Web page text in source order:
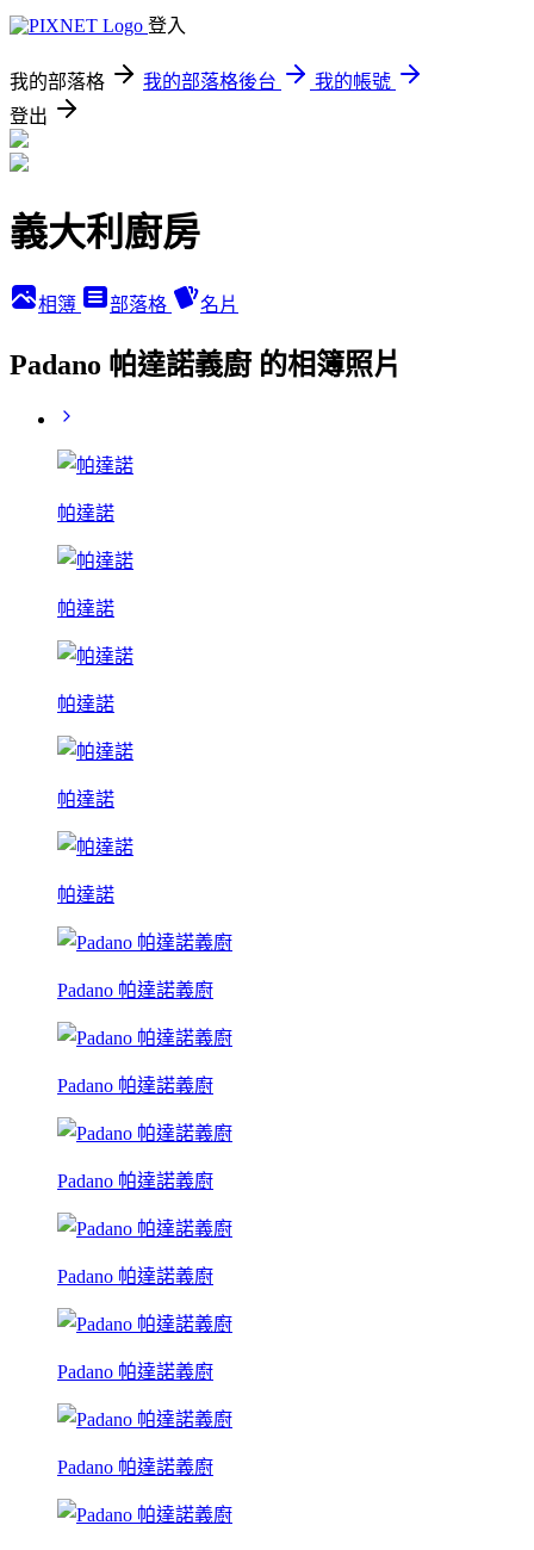
登入
我的部落格 我的部落格後台
我的帳號
登出
義大利廚房
相簿 部落格 名片
Padano 帕達諾義廚 的相簿照片
帕達諾
帕達諾
帕達諾
帕達諾
帕達諾
Padano 帕達諾義廚
Padano 帕達諾義廚
Padano 帕達諾義廚
Padano 帕達諾義廚
Padano 帕達諾義廚
Padano 帕達諾義廚